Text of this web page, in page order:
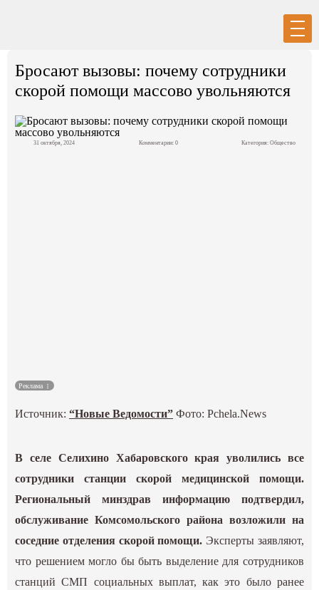
Спецпроекты
Бросают вызовы: почему сотрудники
скорой помощи массово увольняются
31 октября, 2024 Комментарии: 0 Категория: Общество
Реклама
Источник:“Новые Ведомости” Фото: Pchela.News
В селе Селихино Хабаровского края уволились все
сотрудники станции скорой медицинской помощи.
Региональный минздрав информацию подтвердил,
обслуживание Комсомольского района возложили на
соседние отделения скорой помощи. Эксперты заявляют,
что решением могло бы быть выделение для сотрудников
станций СМП социальных выплат, как это было ранее